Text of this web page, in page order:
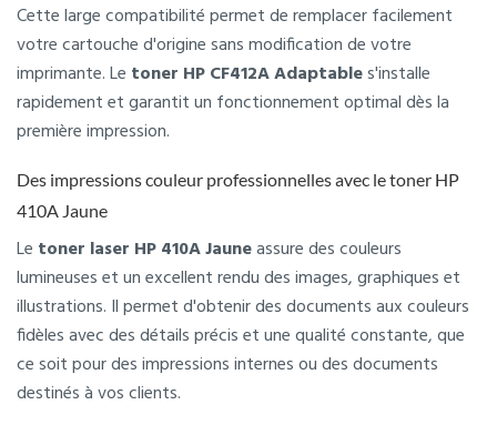
Cette large compatibilité permet de remplacer facilement
votre cartouche d'origine sans modification de votre
imprimante. Le toner HP CF412A Adaptables'installe
rapidement et garantit un fonctionnement optimal dès la
première impression.
Des impressions couleur professionnelles avec le toner HP
410A Jaune
Le toner laser HP 410A Jauneassure des couleurs
lumineuses et un excellent rendu des images, graphiques et
illustrations. Il permet d'obtenir des documents aux couleurs
fidèles avec des détails précis et une qualité constante, que
ce soit pour des impressions internes ou des documents
destinés à vos clients.